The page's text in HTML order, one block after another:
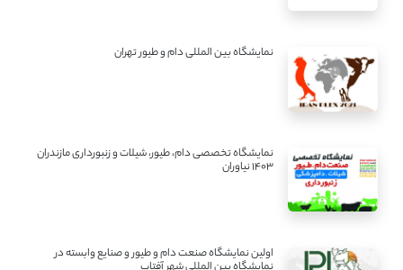
نمایشگاه بین المللی دام و طیور تهران
نمایشگاه تخصصی دام، طیور، شیلات و زنبورداری مازندران
1403 نیاوران
اولین نمایشگاه صنعت دام و طیور و صنایع وابسته در